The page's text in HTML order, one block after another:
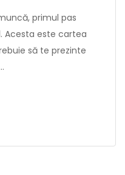
primul pas
Acesta este cartea
să te prezinte